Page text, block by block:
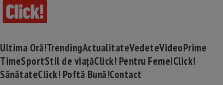
Ultima Oră!TrendingActualitateVedeteVideoPrime
TimeSportStil de viațăClick! Pentru FemeiClick!
SănătateClick! Poftă Bună!Contact